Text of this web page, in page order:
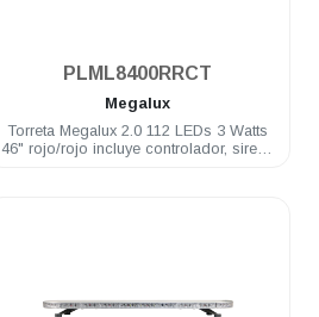
PLML8400RRCT
Megalux
Torreta Megalux 2.0 112 LEDs 3 Watts
46" rojo/rojo incluye controlador, sirena